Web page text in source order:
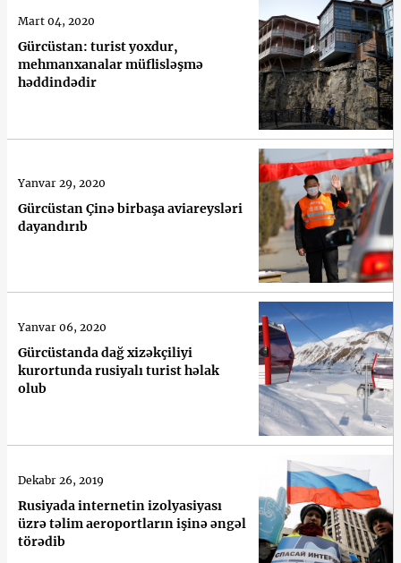
Gürcüstan: turist yoxdur,
mehmanxanalar müflisləşmə
həddindədir
Mart 04, 2020
Gürcüstan Çinə birbaşa aviareysləri
dayandırıb
Yanvar 29, 2020
Gürcüstanda dağ xizəkçiliyi
kurortunda rusiyalı turist həlak
olub
Yanvar 06, 2020
Rusiyada internetin izolyasiyası
üzrə təlim aeroportların işinə əngəl
törədib
Dekabr 26, 2019